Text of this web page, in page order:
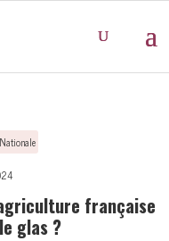
française
glas ?